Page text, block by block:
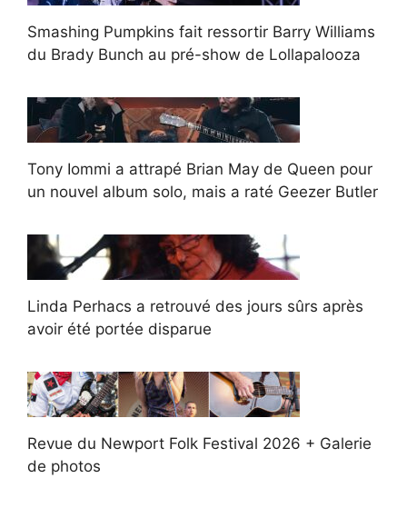
Smashing Pumpkins fait ressortir Barry Williams
du Brady Bunch au pré-show de Lollapalooza
Tony Iommi a attrapé Brian May de Queen pour
un nouvel album solo, mais a raté Geezer Butler
Linda Perhacs a retrouvé des jours sûrs après
avoir été portée disparue
Revue du Newport Folk Festival 2026 + Galerie
de photos